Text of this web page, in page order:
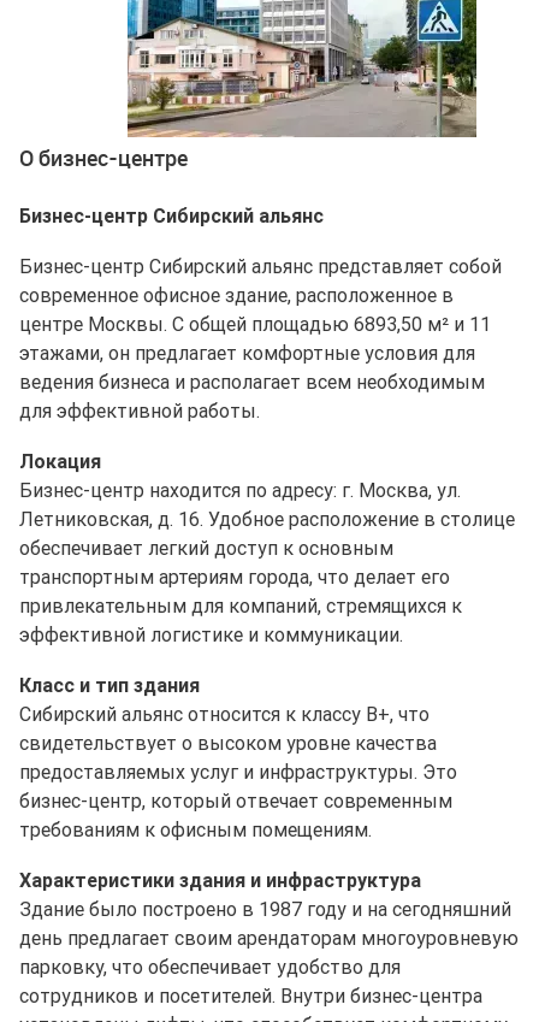
О бизнес-центре
Бизнес-центр Сибирский альянс
Бизнес-центр Сибирский альянс представляет собой
современное офисное здание, расположенное в
центре Москвы. С общей площадью 6893,50 м² и 11
этажами, он предлагает комфортные условия для
ведения бизнеса и располагает всем необходимым
для эффективной работы.
Локация
Бизнес-центр находится по адресу: г. Москва, ул.
Летниковская, д. 16. Удобное расположение в столице
обеспечивает легкий доступ к основным
транспортным артериям города, что делает его
привлекательным для компаний, стремящихся к
эффективной логистике и коммуникации.
Класс и тип здания
Сибирский альянс относится к классу B+, что
свидетельствует о высоком уровне качества
предоставляемых услуг и инфраструктуры. Это
бизнес-центр, который отвечает современным
требованиям к офисным помещениям.
Характеристики здания и инфраструктура
Здание было построено в 1987 году и на сегодняшний
день предлагает своим арендаторам многоуровневую
парковку, что обеспечивает удобство для
сотрудников и посетителей. Внутри бизнес-центра